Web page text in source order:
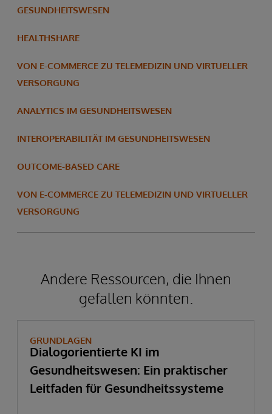
GESUNDHEITSWESEN
HEALTHSHARE
VON E-COMMERCE ZU TELEMEDIZIN UND VIRTUELLER
VERSORGUNG
ANALYTICS IM GESUNDHEITSWESEN
INTEROPERABILITÄT IM GESUNDHEITSWESEN
OUTCOME-BASED CARE
VON E-COMMERCE ZU TELEMEDIZIN UND VIRTUELLER
VERSORGUNG
Andere Ressourcen, die Ihnen
gefallen könnten.
GRUNDLAGEN
Dialogorientierte KI im
Gesundheitswesen: Ein praktischer
Leitfaden für Gesundheitssysteme